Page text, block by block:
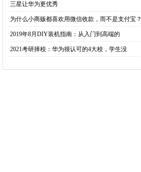
·三星让华为更优秀
·为什么小商贩都喜欢用微信收款，而不是支付宝？
·2019年8月DIY装机指南：从入门到高端的
·2021考研择校：华为很认可的4大校，学生没